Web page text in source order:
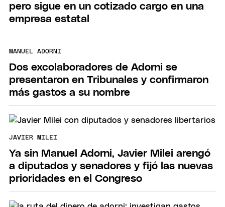
pero sigue en un cotizado cargo en una
empresa estatal
MANUEL ADORNI
Dos excolaboradores de Adorni se
presentaron en Tribunales y confirmaron
más gastos a su nombre
JAVIER MILEI
Ya sin Manuel Adorni, Javier Milei arengó
a diputados y senadores y fijó las nuevas
prioridades en el Congreso